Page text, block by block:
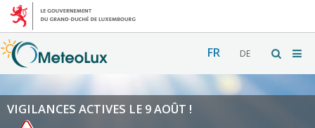
FR DE
VIGILANCES ACTIVES LE 9 AOÛT !